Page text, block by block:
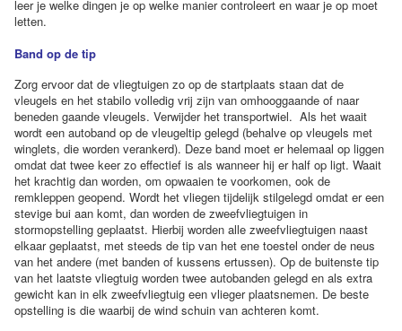
leer je welke dingen je op welke manier controleert en waar je op moet
letten.
Band op de tip
Zorg ervoor dat de vliegtuigen zo op de startplaats staan dat de
vleugels en het stabilo volledig vrij zijn van omhooggaande of naar
beneden gaande vleugels. Verwijder het transportwiel. Als het waait
wordt een autoband op de vleugeltip gelegd (behalve op vleugels met
winglets, die worden verankerd). Deze band moet er helemaal op liggen
omdat dat twee keer zo effectief is als wanneer hij er half op ligt. Waait
het krachtig dan worden, om opwaaien te voorkomen, ook de
remkleppen geopend. Wordt het vliegen tijdelijk stilgelegd omdat er een
stevige bui aan komt, dan worden de zweefvliegtuigen in
stormopstelling geplaatst. Hierbij worden alle zweefvliegtuigen naast
elkaar geplaatst, met steeds de tip van het ene toestel onder de neus
van het andere (met banden of kussens ertussen). Op de buitenste tip
van het laatste vliegtuig worden twee autobanden gelegd en als extra
gewicht kan in elk zweefvliegtuig een vlieger plaatsnemen. De beste
opstelling is die waarbij de wind schuin van achteren komt.